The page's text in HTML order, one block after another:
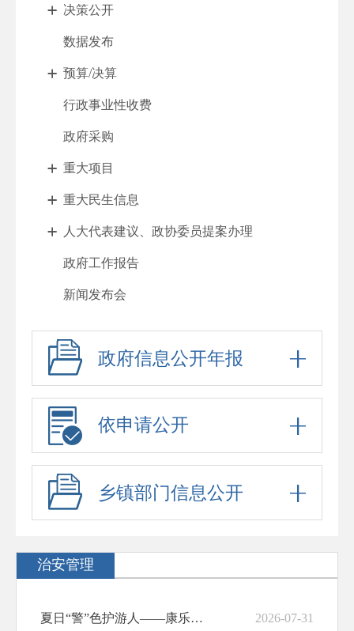
决策公开
数据发布
预算/决算
行政事业性收费
政府采购
重大项目
重大民生信息
人大代表建议、政协委员提案办理
政府工作报告
新闻发布会
人事信息
行政许可
行政处罚
回应关切
政府信息公开标准目录
防范化解重大风险
稳岗就业
政府信息公开年报
依申请公开
乡镇部门信息公开
治安管理
夏日“警”色护游人——康乐县公安局深耕旅游警务守护辖区平安 2026-07-31